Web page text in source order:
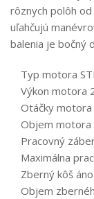
rôznych polôh
uľahčujú
balenia je bočný
Typ motora
Výkon motora
Otáčky
Objem motora
Pracovný
Maximálna
Zberný kôš áno
Objem